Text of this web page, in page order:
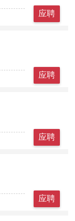
应聘
应聘
应聘
应聘